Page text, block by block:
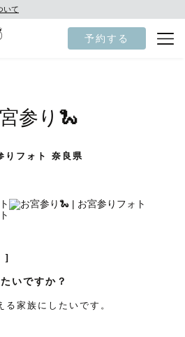
いて
予約する
参り🐍
りフォト 奈良県
]
いですか？
家族にしたいです。